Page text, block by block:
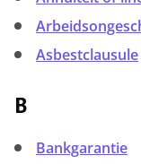
Asbestclausule
B
Bankgarantie